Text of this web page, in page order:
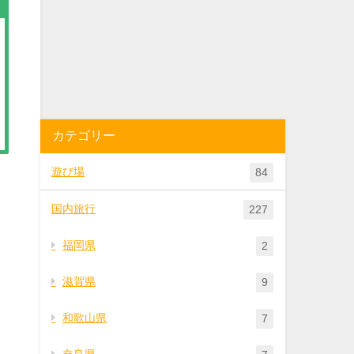
カテゴリー
遊び場 84
国内旅行 227
福岡県 2
滋賀県 9
和歌山県 7